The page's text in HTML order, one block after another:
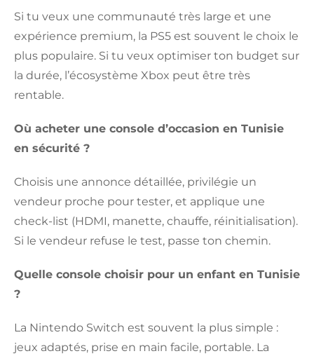
Si tu veux une communauté très large et une
expérience premium, la PS5 est souvent le choix le
plus populaire. Si tu veux optimiser ton budget sur
la durée, l’écosystème Xbox peut être très
rentable.
Où acheter une console d’occasion en Tunisie
en sécurité ?
Choisis une annonce détaillée, privilégie un
vendeur proche pour tester, et applique une
check-list (HDMI, manette, chauffe, réinitialisation).
Si le vendeur refuse le test, passe ton chemin.
Quelle console choisir pour un enfant en Tunisie
?
La Nintendo Switch est souvent la plus simple :
jeux adaptés, prise en main facile, portable. La